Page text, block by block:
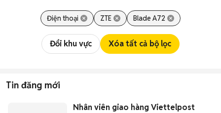
Điện thoại ZTE Blade A72
Đổi khu vực Xóa tất cả bộ lọc
Tin đăng mới
Nhân viên giao hàng Viettelpost